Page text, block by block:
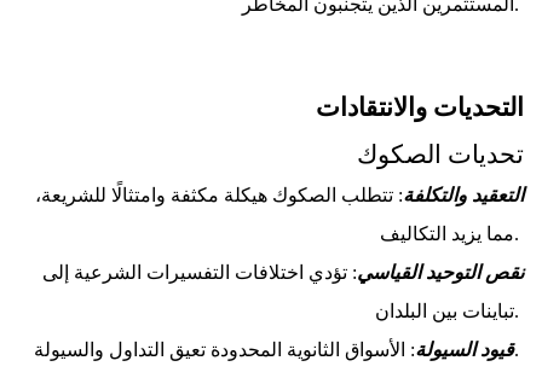
التحديات والانتقادات
تحديات الصكوك
التعقيد والتكلفة
مما يزيد التكاليف.
نقص التوحيد القياسي
تباينات بين البلدان.
قيود السيولة: الأسواق الثانوية المحدودة تعيق التداول والسيولة.